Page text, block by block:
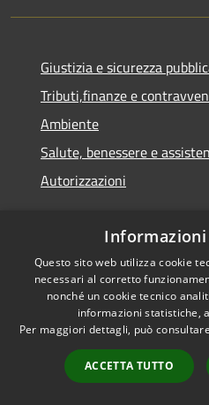
Giustizia e sicurezza
Tributi,finanze e
Ambiente
Salute, benessere e
Autorizzazioni
Notizie
Comunicati
Avvisi
VIVERE IL COMUNE
Questo sito web utilizza cookie
necessari al corretto
nonché un cookie tecnico
informazioni statistiche,
Per maggiori dettagli, può
ACCETTA TUTTO